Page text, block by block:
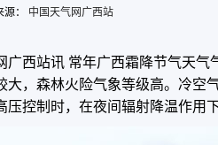
源： 中国天气网广西站
广西站讯 常年广西霜降节气天
大，森林火险气象等级高。冷空
压控制时，在夜间辐射降温作用